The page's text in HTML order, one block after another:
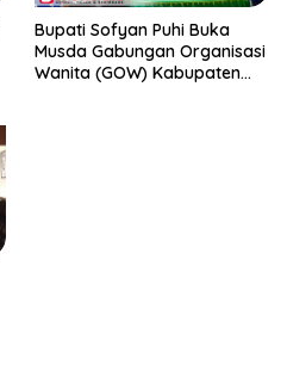
Bupati Sofyan Puhi Buka
Musda Gabungan Organisasi
Wanita (GOW) Kabupaten